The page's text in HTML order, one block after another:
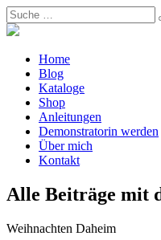
Home
Blog
Kataloge
Shop
Anleitungen
Demonstratorin werden
Über mich
Kontakt
Alle Beiträge mit
Weihnachten Daheim